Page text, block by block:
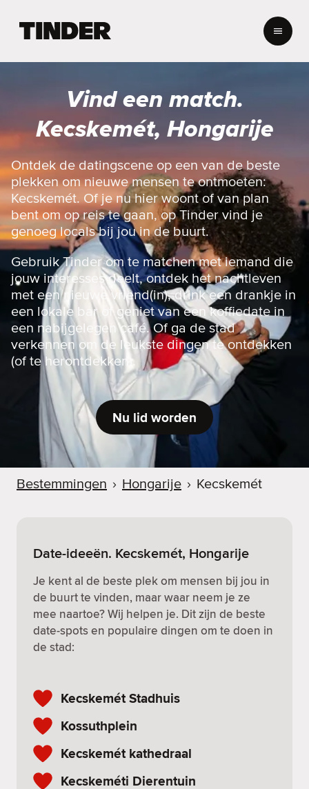
r
o
e
p
a
g
i
n
a
Vind een match.
Kecskemét, Hongarije
Ontdek de datingscene op een van de beste
plekken om nieuwe mensen te ontmoeten:
Kecskemét. Of je nu hier woont of van plan
bent om op reis te gaan, op Tinder vind je
genoeg locals bij jou in de buurt.
Gebruik Tinder om te matchen met iemand die
jouw interesses deelt, ontdek het nachtleven
met een nieuwe vriend(in), drink een drankje in
een lokale bar of geniet van een koffiedate in
een nabijgelegen café. Of ga de stad
verkennen om de leukste dingen te ontdekken
(of te herontdekken).
Nu lid worden
Bestemmingen › Hongarije › Kecskemét
Date-ideeën. Kecskemét, Hongarije
Je kent al de beste plek om mensen bij jou in
de buurt te vinden, maar waar neem je ze
mee naartoe? Wij helpen je. Dit zijn de beste
date-spots en populaire dingen om te doen in
de stad:
Kecskemét Stadhuis
Kossuthplein
Kecskemét kathedraal
Kecskeméti Dierentuin